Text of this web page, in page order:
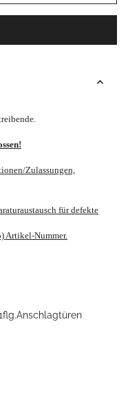
Zulassungen,
für defekte
Artikel-Nummer.